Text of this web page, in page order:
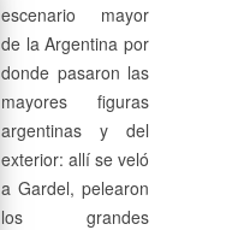
escenario mayor
de la Argentina por
donde pasaron las
mayores figuras
argentinas y del
exterior: allí se veló
a Gardel, pelearon
los grandes